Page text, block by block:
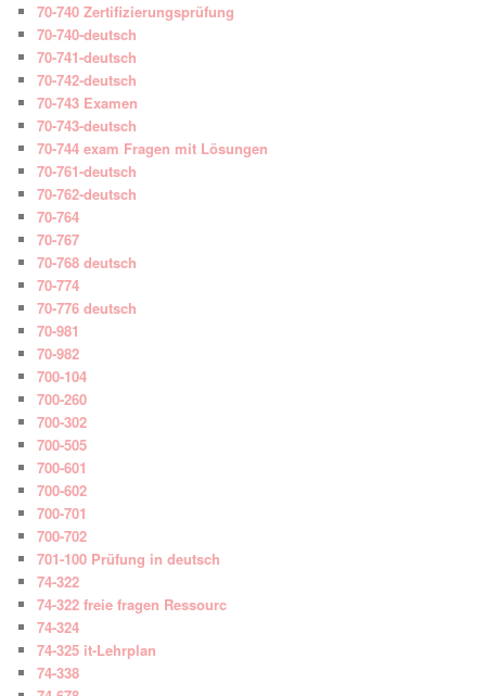
70-740 Zertifizierungsprüfung
70-740-deutsch
70-741-deutsch
70-742-deutsch
70-743 Examen
70-743-deutsch
70-744 exam Fragen mit Lösungen
70-761-deutsch
70-762-deutsch
70-764
70-767
70-768 deutsch
70-774
70-776 deutsch
70-981
70-982
700-104
700-260
700-302
700-505
700-601
700-602
700-701
700-702
701-100 Prüfung in deutsch
74-322
74-322 freie fragen Ressourc
74-324
74-325 it-Lehrplan
74-338